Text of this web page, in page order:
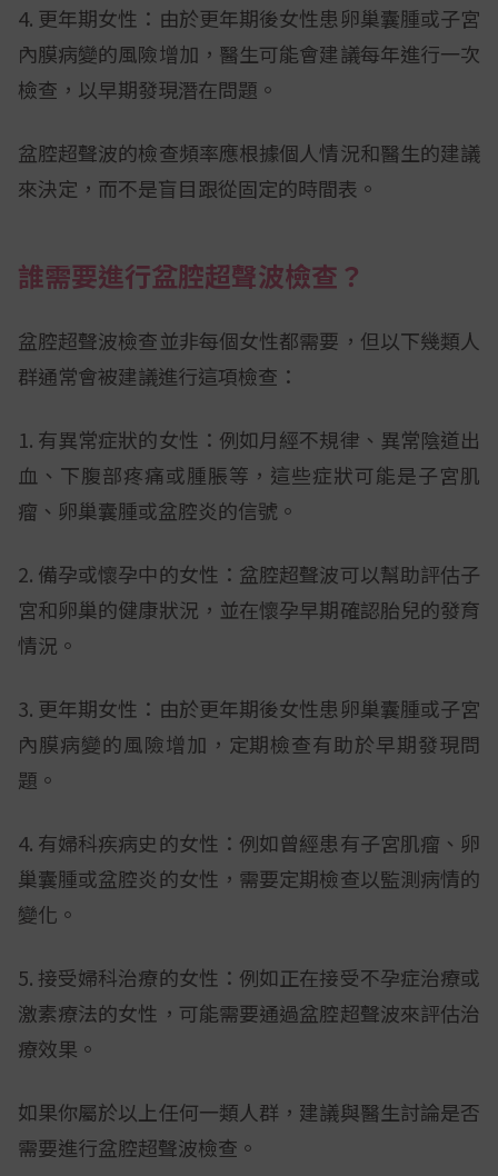
4. 更年期女性：由於更年期後女性患卵巢囊腫或子宮
內膜病變的風險增加，醫生可能會建議每年進行一次
檢查，以早期發現潛在問題。
盆腔超聲波的檢查頻率應根據個人情況和醫生的建議
來決定，而不是盲目跟從固定的時間表。
誰需要進行盆腔超聲波檢查？
盆腔超聲波檢查並非每個女性都需要，但以下幾類人
群通常會被建議進行這項檢查：
1. 有異常症狀的女性：例如月經不規律、異常陰道出
血、下腹部疼痛或腫脹等，這些症狀可能是子宮肌
瘤、卵巢囊腫或盆腔炎的信號。
2. 備孕或懷孕中的女性：盆腔超聲波可以幫助評估子
宮和卵巢的健康狀況，並在懷孕早期確認胎兒的發育
情況。
3. 更年期女性：由於更年期後女性患卵巢囊腫或子宮
內膜病變的風險增加，定期檢查有助於早期發現問
題。
4. 有婦科疾病史的女性：例如曾經患有子宮肌瘤、卵
巢囊腫或盆腔炎的女性，需要定期檢查以監測病情的
變化。
5. 接受婦科治療的女性：例如正在接受不孕症治療或
激素療法的女性，可能需要通過盆腔超聲波來評估治
療效果。
如果你屬於以上任何一類人群，建議與醫生討論是否
需要進行盆腔超聲波檢查。